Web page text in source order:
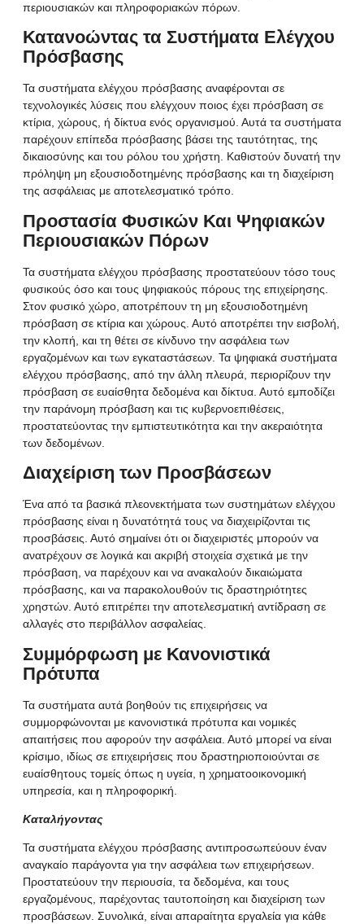
περιουσιακών και πληροφοριακών πόρων.
Κατανοώντας τα Συστήματα Ελέγχου
Πρόσβασης
Τα συστήματα ελέγχου πρόσβασης αναφέρονται σε
τεχνολογικές λύσεις που ελέγχουν ποιος έχει πρόσβαση σε
κτίρια, χώρους, ή δίκτυα ενός οργανισμού. Αυτά τα συστήματα
παρέχουν επίπεδα πρόσβασης βάσει της ταυτότητας, της
δικαιοσύνης και του ρόλου του χρήστη. Καθιστούν δυνατή την
πρόληψη μη εξουσιοδοτημένης πρόσβασης και τη διαχείριση
της ασφάλειας με αποτελεσματικό τρόπο.
Προστασία Φυσικών Και Ψηφιακών
Περιουσιακών Πόρων
Τα συστήματα ελέγχου πρόσβασης προστατεύουν τόσο τους
φυσικούς όσο και τους ψηφιακούς πόρους της επιχείρησης.
Στον φυσικό χώρο, αποτρέπουν τη μη εξουσιοδοτημένη
πρόσβαση σε κτίρια και χώρους. Αυτό αποτρέπει την εισβολή,
την κλοπή, και τη θέτει σε κίνδυνο την ασφάλεια των
εργαζομένων και των εγκαταστάσεων. Τα ψηφιακά συστήματα
ελέγχου πρόσβασης, από την άλλη πλευρά, περιορίζουν την
πρόσβαση σε ευαίσθητα δεδομένα και δίκτυα. Αυτό εμποδίζει
την παράνομη πρόσβαση και τις κυβερνοεπιθέσεις,
προστατεύοντας την εμπιστευτικότητα και την ακεραιότητα
των δεδομένων.
Διαχείριση των Προσβάσεων
Ένα από τα βασικά πλεονεκτήματα των συστημάτων ελέγχου
πρόσβασης είναι η δυνατότητά τους να διαχειρίζονται τις
προσβάσεις. Αυτό σημαίνει ότι οι διαχειριστές μπορούν να
ανατρέχουν σε λογικά και ακριβή στοιχεία σχετικά με την
πρόσβαση, να παρέχουν και να ανακαλούν δικαιώματα
πρόσβασης, και να παρακολουθούν τις δραστηριότητες
χρηστών. Αυτό επιτρέπει την αποτελεσματική αντίδραση σε
αλλαγές στο περιβάλλον ασφαλείας.
Συμμόρφωση με Κανονιστικά
Πρότυπα
Τα συστήματα αυτά βοηθούν τις επιχειρήσεις να
συμμορφώνονται με κανονιστικά πρότυπα και νομικές
απαιτήσεις που αφορούν την ασφάλεια. Αυτό μπορεί να είναι
κρίσιμο, ιδίως σε επιχειρήσεις που δραστηριοποιούνται σε
ευαίσθητους τομείς όπως η υγεία, η χρηματοοικονομική
υπηρεσία, και η πληροφορική.
Καταλήγοντας
Τα συστήματα ελέγχου πρόσβασης αντιπροσωπεύουν έναν
αναγκαίο παράγοντα για την ασφάλεια των επιχειρήσεων.
Προστατεύουν την περιουσία, τα δεδομένα, και τους
εργαζομένους, παρέχοντας ταυτοποίηση και διαχείριση των
προσβάσεων. Συνολικά, είναι απαραίτητα εργαλεία για κάθε